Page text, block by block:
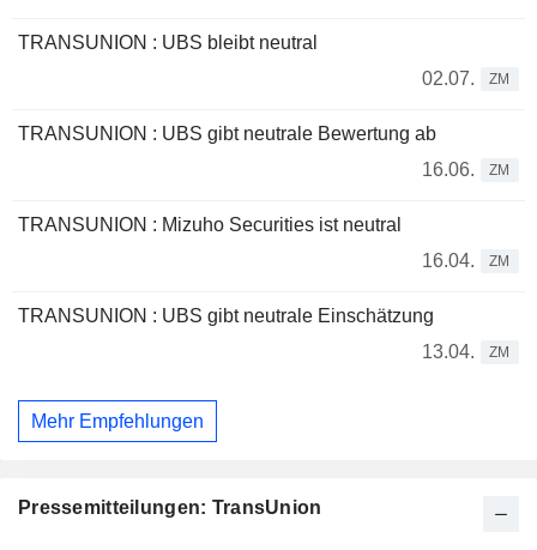
TRANSUNION : UBS bleibt neutral
02.07.
ZM
TRANSUNION : UBS gibt neutrale Bewertung ab
16.06.
ZM
TRANSUNION : Mizuho Securities ist neutral
16.04.
ZM
TRANSUNION : UBS gibt neutrale Einschätzung
13.04.
ZM
Mehr Empfehlungen
Pressemitteilungen: TransUnion